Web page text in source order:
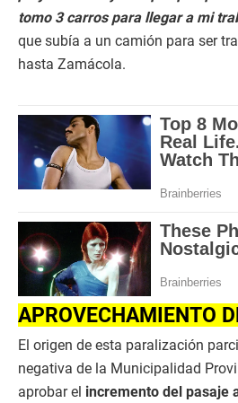
tomo 3 carros para llegar a mi
que subía a un camión para ser
hasta Zamácola.
APROVECHAMIENTO
El origen de esta paralización
negativa de la Municipalidad
aprobar el incremento del pasaje